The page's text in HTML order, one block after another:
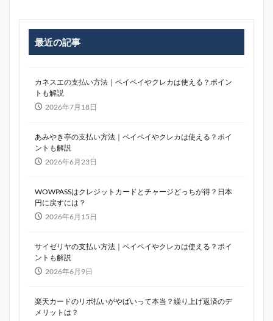
最近の記事
カネスエの支払い方法｜ペイペイやクレカは使える？ポイン
トも解説
2026年7月18日
あみやき亭の支払い方法｜ペイペイやクレカは使える？ポイ
ントも解説
2026年6月23日
WOWPASSはクレジットカードとチャージどっちが得？日本
円に戻すには？
2026年6月15日
サイゼリヤの支払い方法｜ペイペイやクレカは使える？ポイ
ントも解説
2026年6月9日
楽天カードのリボ払いがやばいって本当？繰り上げ返済のデ
メリットは？